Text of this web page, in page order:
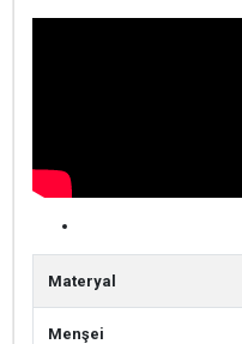
Materyal
Menşei